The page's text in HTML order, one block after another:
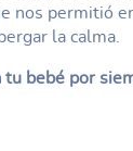
nos permitió
la calma.
tu bebé por